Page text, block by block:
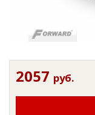
2057 руб.